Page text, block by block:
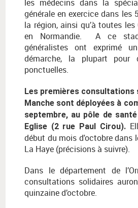
les médecins dans la
générale en exercice dans les
la région, ainsi qu’à toutes
en Normandie. A ce
généralistes ont exprimé
démarche, la plupart pour
ponctuelles.
Les premières consultations
Manche sont déployées à
septembre, au pôle de
Eglise (2 rue Paul Cirou).
début du mois d'octobre dans
La Haye (précisions à suivre).
Dans le département de
consultations solidaires
quinzaine d’octobre.